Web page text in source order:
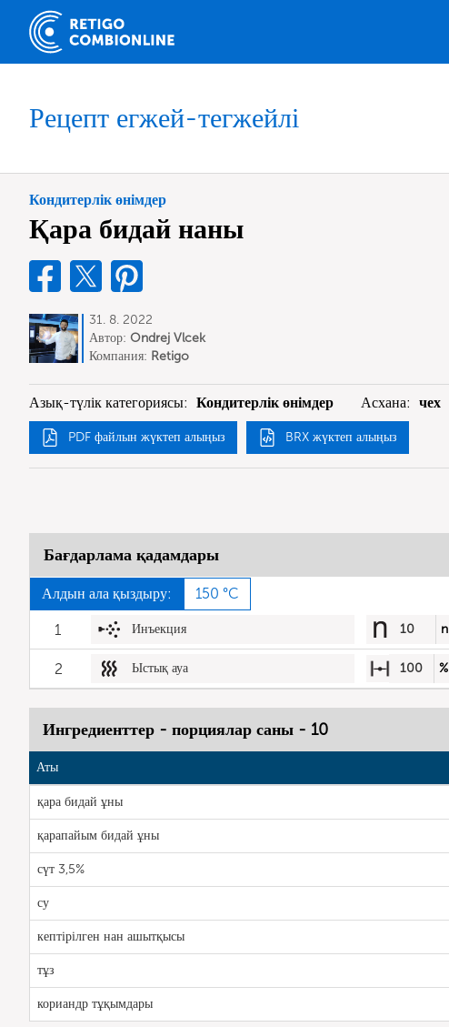
Рецепт егжей-тегжейлі
Кондитерлік өнімдер
Қара бидай наны
31. 8. 2022
Автор: Ondrej Vlcek
Компания: Retigo
Азық-түлік категориясы: Кондитерлік өнімдер Асхана: чех
PDF файлын жүктеп алыңыз BRX жүктеп алыңыз
Бағдарлама қадамдары
Алдын ала қыздыру: 150 °C
1 Инъекция 10 n
2 Ыстық ауа 100 %
Ингредиенттер - порциялар саны - 10
Аты
қара бидай ұны
қарапайым бидай ұны
сүт 3,5%
су
кептірілген нан ашытқысы
тұз
кориандр тұқымдары